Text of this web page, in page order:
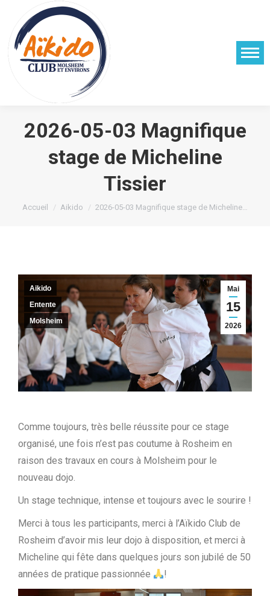
2026-05-03 Magnifique
stage de Micheline
Tissier
Vous êtes ici :
Accueil Aikido 2026-05-03 Magnifique stage de Micheline…
Mai
15
2026
Aikido
Entente
Molsheim
Comme toujours, très belle réussite pour ce stage
organisé, une fois n’est pas coutume à Rosheim en
raison des travaux en cours à Molsheim pour le
nouveau dojo.
Un stage technique, intense et toujours avec le sourire !
Merci à tous les participants, merci à l’Aïkido Club de
Rosheim d’avoir mis leur dojo à disposition, et merci à
Micheline qui fête dans quelques jours son jubilé de 50
années de pratique passionnée
!